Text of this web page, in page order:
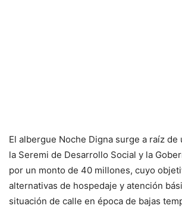
El albergue Noche Digna surge a raíz
la Seremi de Desarrollo Social y la
por un monto de 40 millones, cuyo
alternativas de hospedaje y atención
situación de calle en época de bajas